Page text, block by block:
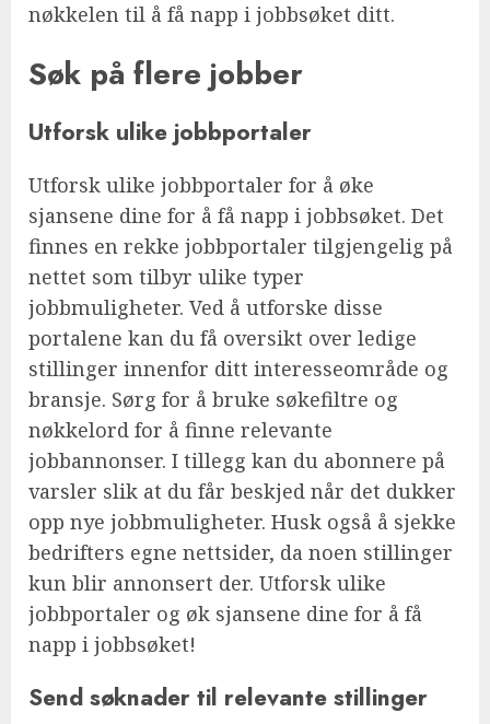
nøkkelen til å få napp i jobbsøket ditt.
Søk på flere jobber
Utforsk ulike jobbportaler
Utforsk ulike jobbportaler for å øke
sjansene dine for å få napp i jobbsøket. Det
finnes en rekke jobbportaler tilgjengelig på
nettet som tilbyr ulike typer
jobbmuligheter. Ved å utforske disse
portalene kan du få oversikt over ledige
stillinger innenfor ditt interesseområde og
bransje. Sørg for å bruke søkefiltre og
nøkkelord for å finne relevante
jobbannonser. I tillegg kan du abonnere på
varsler slik at du får beskjed når det dukker
opp nye jobbmuligheter. Husk også å sjekke
bedrifters egne nettsider, da noen stillinger
kun blir annonsert der. Utforsk ulike
jobbportaler og øk sjansene dine for å få
napp i jobbsøket!
Send søknader til relevante stillinger